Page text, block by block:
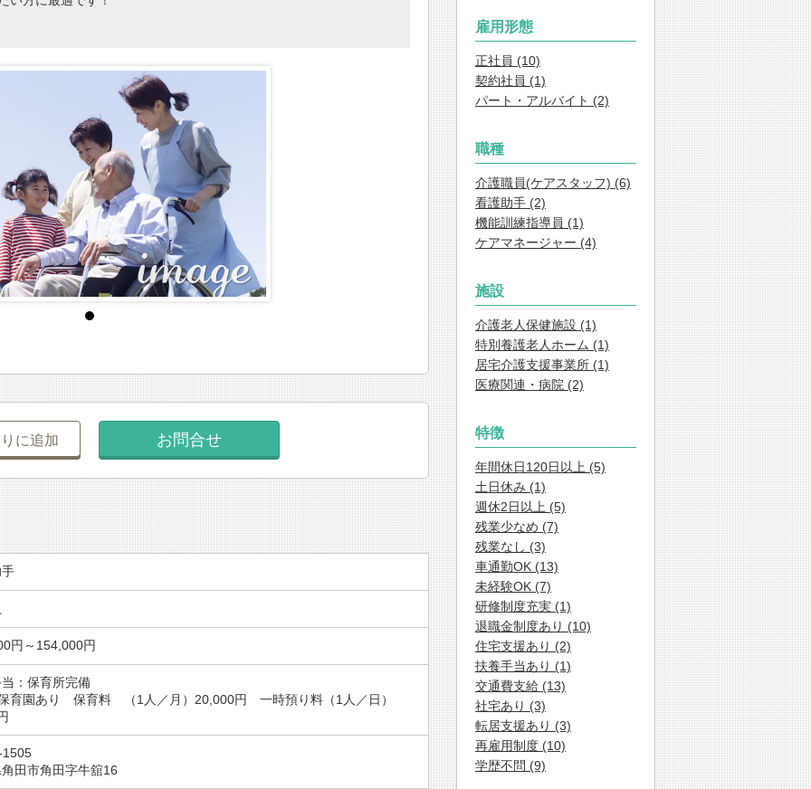
に追加 お問合せ
円～154,000円
：保育所完備
育園あり 保育料 （1人／月）20,000円 一時預り料（1人／日）
1505
田市角田字牛舘16
雇用形態
正社員 (10)
契約社員 (1)
パート・アルバイト (2)
職種
介護職員(ケアスタッフ) (6)
看護助手 (2)
機能訓練指導員 (1)
ケアマネージャー (4)
施設
介護老人保健施設 (1)
特別養護老人ホーム (1)
居宅介護支援事業所 (1)
医療関連・病院 (2)
特徴
年間休日120日以上 (5)
土日休み (1)
週休2日以上 (5)
残業少なめ (7)
残業なし (3)
車通勤OK (13)
未経験OK (7)
研修制度充実 (1)
退職金制度あり (10)
住宅支援あり (2)
扶養手当あり (1)
交通費支給 (13)
社宅あり (3)
転居支援あり (3)
再雇用制度 (10)
学歴不問 (9)